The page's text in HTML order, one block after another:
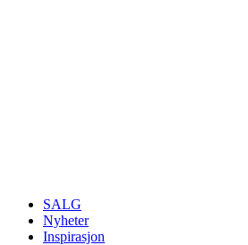
SALG
Nyheter
Inspirasjon